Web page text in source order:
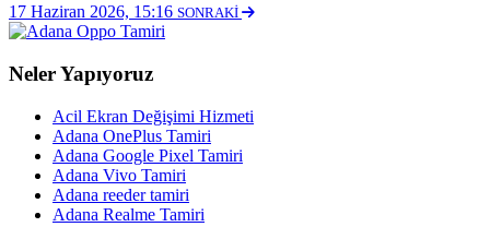
17 Haziran 2026, 15:16 SONRAKİ
Neler Yapıyoruz
Acil Ekran Değişimi Hizmeti
Adana OnePlus Tamiri
Adana Google Pixel Tamiri
Adana Vivo Tamiri
Adana reeder tamiri
Adana Realme Tamiri